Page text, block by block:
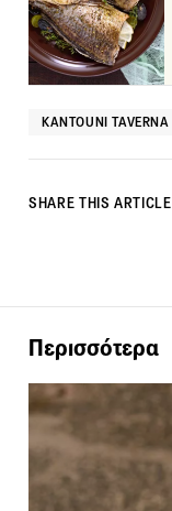
KANTOUNI TAVERNA
SHARE THIS ARTICLE
Περισσότερα